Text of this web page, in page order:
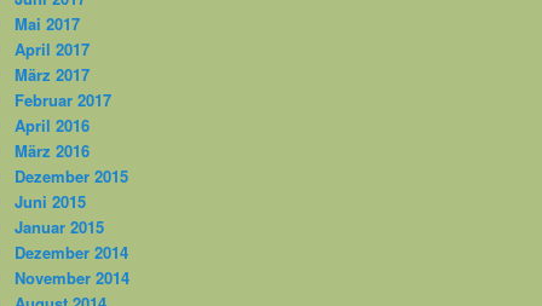
Mai 2017
April 2017
März 2017
Februar 2017
April 2016
März 2016
Dezember 2015
Juni 2015
Januar 2015
Dezember 2014
November 2014